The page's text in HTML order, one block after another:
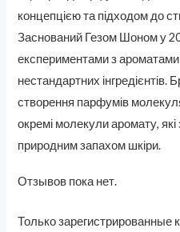
концепцією та підходом до
Заснований Гезом Шоном у
експериментами з
нестандартних інгредієнтів.
створення парфумів
окремі молекули аромату,
природним запахом шкіри.
Отзывов пока нет.
Только